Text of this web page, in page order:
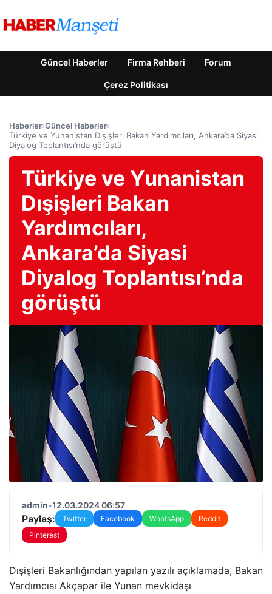
Güncel Haberler Firma Rehberi Forum
Çerez Politikası
Haberler›Güncel Haberler›
Türkiye ve Yunanistan Dışişleri Bakan Yardımcıları, Ankara’da Siyasi
Diyalog Toplantısı’nda görüştü
Türkiye ve Yunanistan
Dışişleri Bakan
Yardımcıları,
Ankara’da Siyasi
Diyalog Toplantısı’nda
görüştü
admin•12.03.2024 06:57
Paylaş: Twitter Facebook WhatsApp
Reddit
Pinterest
Dışişleri Bakanlığından yapılan yazılı açıklamada, Bakan
Yardımcısı Akçapar ile Yunan mevkidaşı